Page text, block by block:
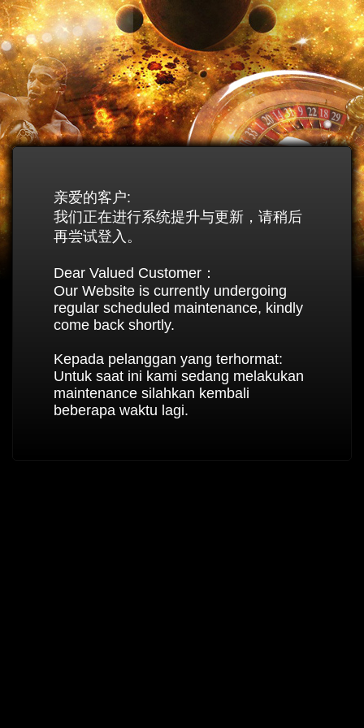
亲爱的客户:
我们正在进行系统提升与更新，请稍后
再尝试登入。
Dear Valued Customer：
Our Website is currently undergoing
regular scheduled maintenance, kindly
come back shortly.
Kepada pelanggan yang terhormat:
Untuk saat ini kami sedang melakukan
maintenance silahkan kembali
beberapa waktu lagi.